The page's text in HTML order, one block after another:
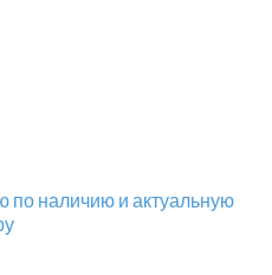
по наличию и актуальную